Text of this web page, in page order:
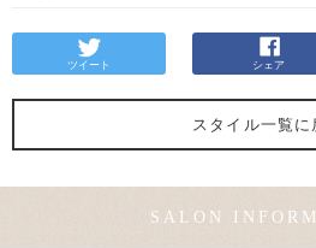
ツイート シェア
スタイル一覧に
SALON